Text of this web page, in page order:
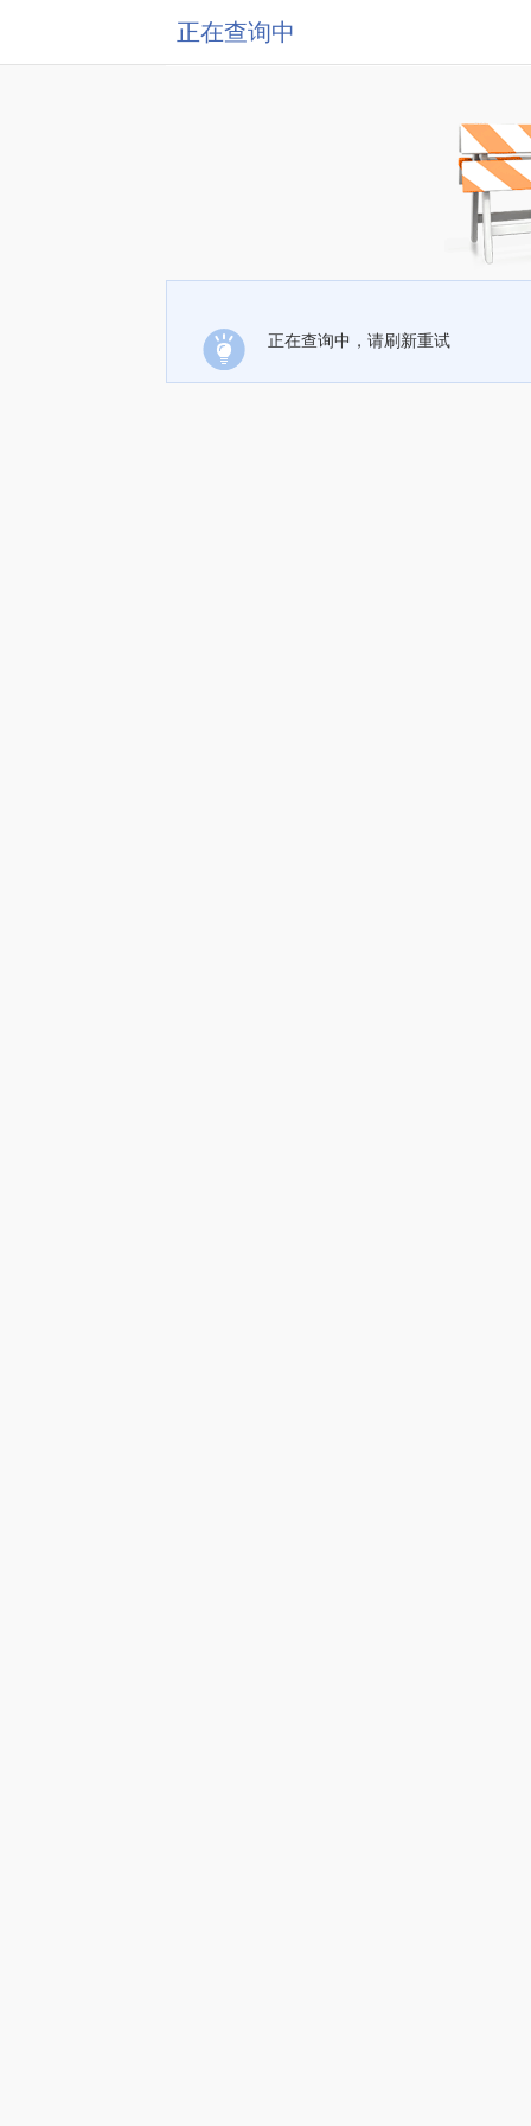
正在查询中
正在查询中，请刷新重试